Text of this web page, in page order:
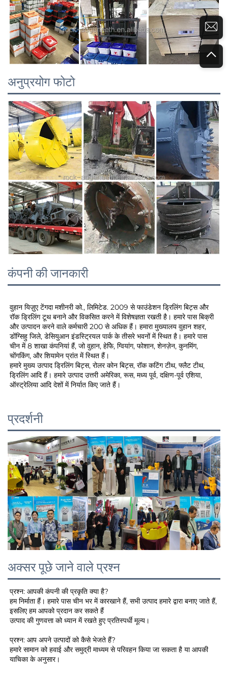
अनुप्रयोग फोटो
कंपनी की जानकारी
वुहान यिज़ुए टेंगदा मशीनरी को., लिमिटेड. 2009 से फाउंडेशन ड्रिलिंग बिट्स और
रॉक ड्रिलिंग टूथ बनाने और विकसित करने में विशेषज्ञता रखती है। हमारे पास बिक्री
और उत्पादन करने वाले कर्मचारी 200 से अधिक हैं। हमारा मुख्यालय वुहान शहर,
डोंग्सिहु जिले, डेसियुआन इंडस्ट्रियल पार्क के तीसरे भवनों में स्थित है। हमारे पास
चीन में 8 शाखा कंपनियां हैं, जो वुहान, हेफेि, ग्वियांग, फोशान, शेनज़ेन, कुनमिंग,
चोंगकिंग, और शियामेन प्रांत में स्थित हैं।
हमारे मुख्य उत्पाद ड्रिलिंग बिट्स, रोलर कोन बिट्स, रॉक कटिंग टीथ, फ्लैट टीथ,
ड्रिलिंग आदि हैं। हमारे उत्पाद उत्तरी अमेरिका, रूस, मध्य पूर्व, दक्षिण-पूर्व एशिया,
ऑस्ट्रेलिया आदि देशों में निर्यात किए जाते हैं।
प्रदर्शनी
अक्सर पूछे जाने वाले प्रश्न
प्रश्न: आपकी कंपनी की प्रकृति क्या है?
हम निर्माता हैं। हमारे पास चीन भर में कारखाने हैं, सभी उत्पाद हमारे द्वारा बनाए जाते हैं,
इसलिए हम आपको प्रदान कर सकते हैं
उत्पाद की गुणवत्ता को ध्यान में रखते हुए प्रतिस्पर्धी मूल्य।
प्रश्न: आप अपने उत्पादों को कैसे भेजते हैं?
हमारे सामान को हवाई और समुद्री माध्यम से परिवहन किया जा सकता है या आपकी
याचिका के अनुसार।